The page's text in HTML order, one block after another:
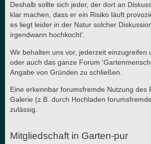
Deshalb sollte sich jeder, der dort an
klar machen, dass er ein Risiko läuft
es liegt leider in der Natur solcher
irgendwann hochkocht'.
Wir behalten uns vor, jederzeit einzugreifen
oder auch das ganze Forum
Angabe von Gründen zu schließen.
Eine erkennbar forumsfremde Nutzung des
Galerie (z.B. durch Hochladen
zulässig.
Mitgliedschaft in Garten-pur